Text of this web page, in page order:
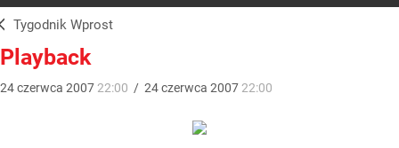
Tygodnik Wprost
Playback
24czerwca 2007 22:00 / 24czerwca 2007 22:00